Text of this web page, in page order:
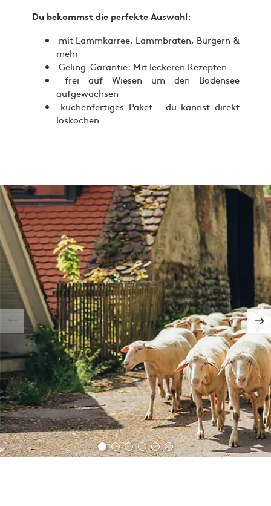
Du bekommst die perfekte Auswahl:
mit Lammkarree, Lammbraten, Burgern &
mehr
Geling-Garantie: Mit leckeren Rezepten
frei auf Wiesen um den Bodensee
aufgewachsen
küchenfertiges Paket – du kannst direkt
loskochen